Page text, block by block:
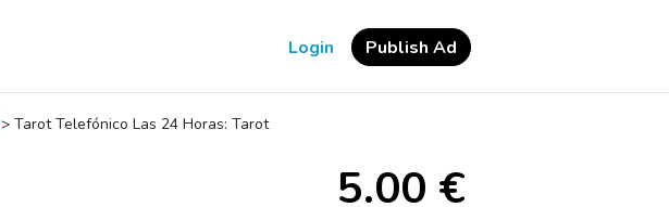
Login Publish Ad
> Tarot Telefónico Las 24 Horas: Tarot
5.00 €